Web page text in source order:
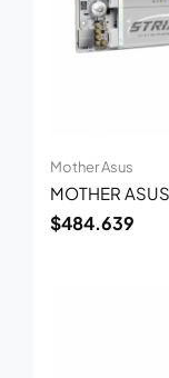
Mother Asus
MOTHER
$484.639